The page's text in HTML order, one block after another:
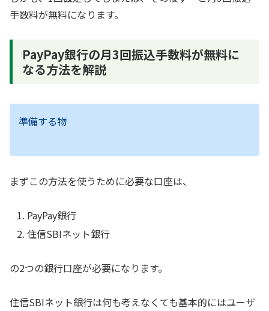
手数料が無料になります。
PayPay銀行の月3回振込手数料が無料に
なる方法を解説
準備する物
まずこの方法を使うために必要な口座は、
PayPay銀行
住信SBIネット銀行
の2つの銀行口座が必要になります。
住信SBIネット銀行は何も考えなくても基本的にはユーザ